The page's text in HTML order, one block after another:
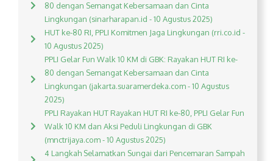
80 dengan Semangat Kebersamaan dan Cinta
Lingkungan (sinarharapan.id - 10 Agustus 2025)
HUT ke-80 RI, PPLI Komitmen Jaga Lingkungan (rri.co.id -
10 Agustus 2025)
PPLI Gelar Fun Walk 10 KM di GBK: Rayakan HUT RI ke-
80 dengan Semangat Kebersamaan dan Cinta
Lingkungan (jakarta.suaramerdeka.com - 10 Agustus
2025)
PPLI Rayakan HUT Rayakan HUT RI ke-80, PPLI Gelar Fun
Walk 10 KM dan Aksi Peduli Lingkungan di GBK
(mnctrijaya.com - 10 Agustus 2025)
4 Langkah Selamatkan Sungai dari Pencemaran Sampah